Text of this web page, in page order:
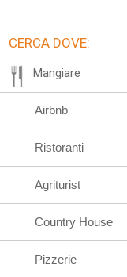
CERCA DOVE:
Mangiare
Airbnb
Ristoranti
Agriturist
Country House
Pizzerie